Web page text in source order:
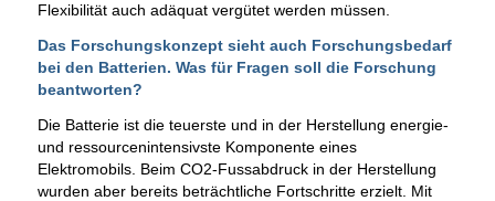
Flexibilität auch adäquat vergütet werden müssen.
Das Forschungskonzept sieht auch Forschungsbedarf
bei den Batterien. Was für Fragen soll die Forschung
beantworten?
Die Batterie ist die teuerste und in der Herstellung energie-
und ressourcenintensivste Komponente eines
Elektromobils. Beim CO2-Fussabdruck in der Herstellung
wurden aber bereits beträchtliche Fortschritte erzielt. Mit